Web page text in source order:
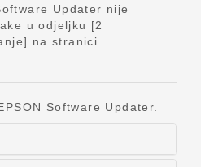
Updater nije
u odjeljku [2
na stranici
Software Updater.